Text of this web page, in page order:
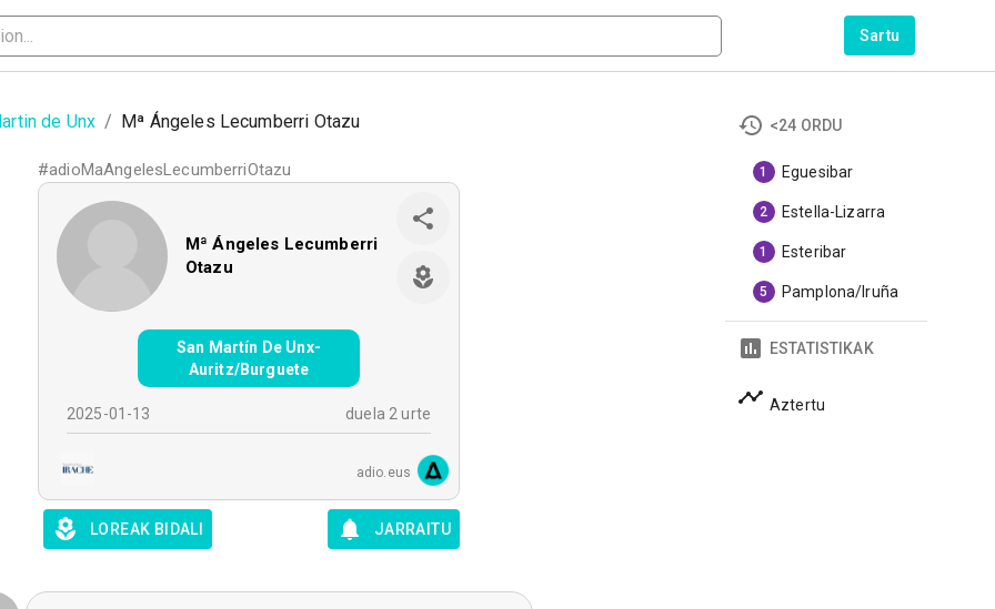
Sartu
de Unx / Mª Ángeles Lecumberri Otazu
#adioMaAngelesLecumberriOtazu
Mª Ángeles Lecumberri
Otazu
San Martín De Unx-
Auritz/Burguete
2025-01-13 duela 2 urte
adio.eus
LOREAK BIDALI JARRAITU
<24 ORDU
1 Eguesibar
2 Estella-Lizarra
1 Esteribar
5 Pamplona/Iruña
ESTATISTIKAK
Aztertu